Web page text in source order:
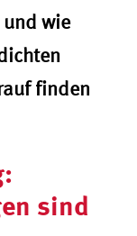
wie
finden
sind